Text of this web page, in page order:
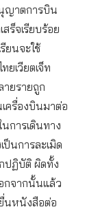
ญาตการบิน
ร็จเรียบร้อย
ยนจะใช้
เวียตเจ็ท
ยรายถูก
ครื่องบินมาต่อ
การเดินทาง
ป็นการละเมิด
ปฏิบัติ ผิดทั้ง
กจากนั้นแล้ว
นหนังสือต่อ